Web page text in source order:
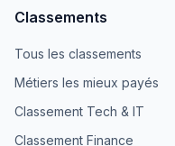
Classements
Tous les classements
Métiers les mieux payés
Classement Tech & IT
Classement Finance